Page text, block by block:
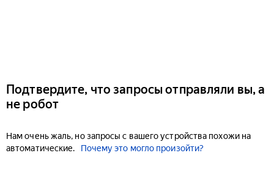
Подтвердите, что запросы отправляли вы, а
не робот
Нам очень жаль, но запросы с вашего устройства похожи на
автоматические.
Почему это могло произойти?